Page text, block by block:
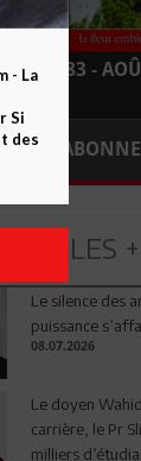
N° 183 -
LES
Le silence des
puissance
08.07.2026
Le doyen
carrière, le Pr
milliers
- La
Si
des